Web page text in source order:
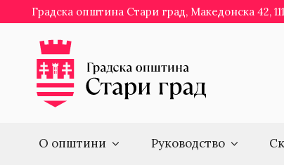
to
content
Градска општина Стари град, Македонска 42,
О општини Руководство